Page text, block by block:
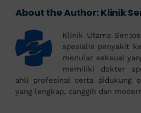
About the Author: Klinik
Klinik Utama
spesialis penyakit
menular seksual
memiliki dokter
ahli profesinal serta didukung
yang lengkap, canggih dan